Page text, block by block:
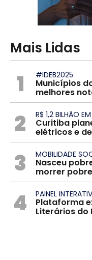
Mais Lidas
1 #IDEB2025
Municípios
melhores
2 R$ 1,2 BILHÃO
Curitiba
elétricos e
3 MOBILIDADE
Nasceu
morrer pobre
4 PAINEL
Plataforma
Literários do